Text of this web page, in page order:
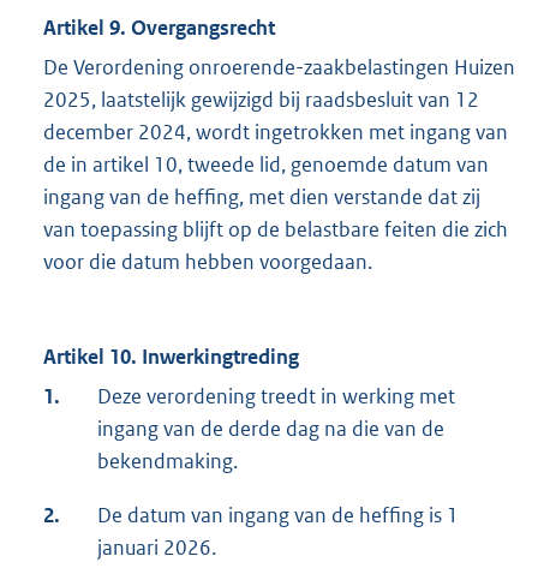
Artikel 9. Overgangsrecht
De Verordening onroerende-zaakbelastingen Huizen
2025, laatstelijk gewijzigd bij raadsbesluit van 12
december 2024, wordt ingetrokken met ingang van
de in artikel 10, tweede lid, genoemde datum van
ingang van de heffing, met dien verstande dat zij
van toepassing blijft op de belastbare feiten die zich
voor die datum hebben voorgedaan.
Artikel 10. Inwerkingtreding
1.
Deze verordening treedt in werking met
ingang van de derde dag na die van de
bekendmaking.
2.
De datum van ingang van de heffing is 1
januari 2026.